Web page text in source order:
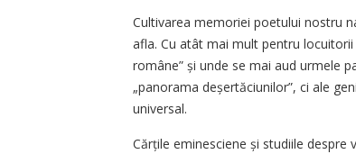
Cultivarea memoriei poetului nostru
afla. Cu atât mai mult pentru
române” și unde se mai aud urmele
„panorama deșertăciunilor”, ci ale
universal.
Cărțile eminesciene și studiile